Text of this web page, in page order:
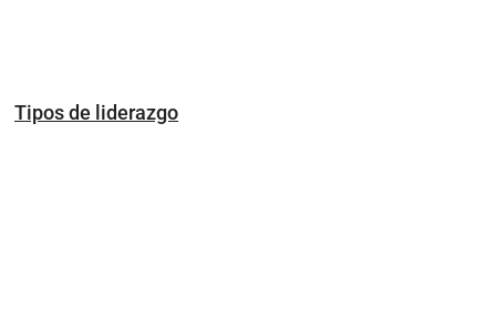
Tipos de liderazgo